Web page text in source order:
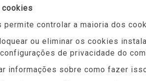
cookies
controlar a maioria dos
ou eliminar os cookies
de privacidade do
informações sobre como fazer